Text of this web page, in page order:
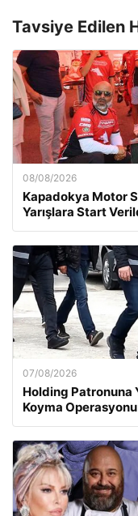
Tavsiye Edilen
08/08/2026
Kapadokya Motor
Yarışlara Start
07/08/2026
Holding Patronuna
Koyma Operasyonu